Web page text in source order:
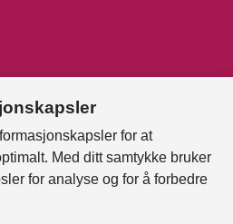
-app
for at
Med ditt samtykke bruker
for analyse og for å forbedre